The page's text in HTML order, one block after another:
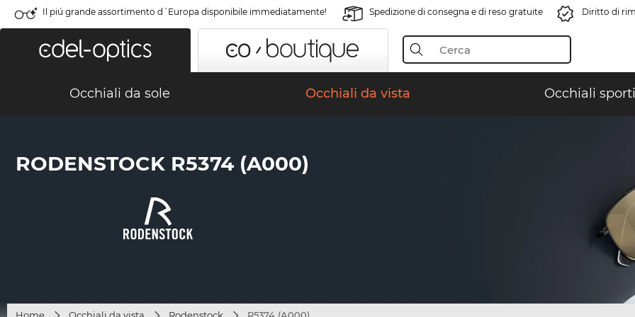
Il piú grande assortimento d´Europa disponibile immediatamente! Spedizione di consegna e di reso gratuite Diritto di
Occhiali da sole Occhiali da vista Occhiali
RODENSTOCK R5374 (A000)